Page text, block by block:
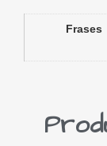
Frases